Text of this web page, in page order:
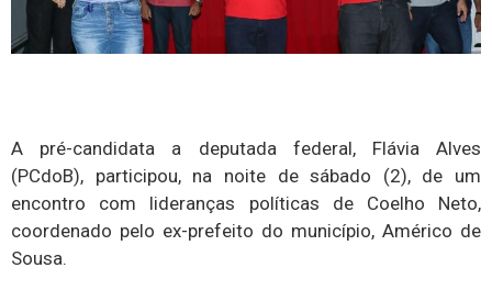
A pré-candidata a deputada federal, Flávia Alves
(PCdoB), participou, na noite de sábado (2), de um
encontro com lideranças políticas de Coelho Neto,
coordenado pelo ex-prefeito do município, Américo de
Sousa.